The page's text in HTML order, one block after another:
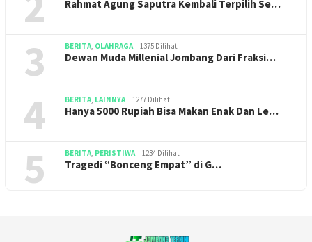
Rahmat Agung Saputra Kembali Terpilih Se…
3 BERITA, OLAHRAGA 1375 Dilihat
Dewan Muda Millenial Jombang Dari Fraksi…
4 BERITA, LAINNYA 1277 Dilihat
Hanya 5000 Rupiah Bisa Makan Enak Dan Le…
5 BERITA, PERISTIWA 1234 Dilihat
Tragedi “Bonceng Empat” di G…